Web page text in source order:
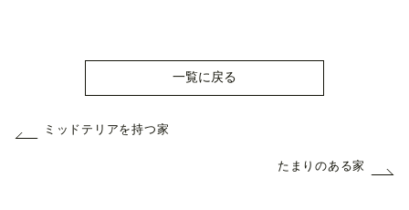
一覧に戻る
ミッドテリアを持つ家
たまりのある家